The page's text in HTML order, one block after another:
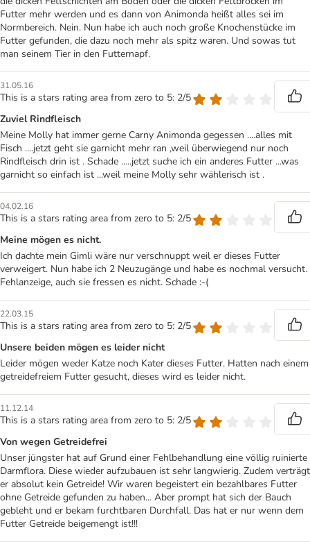
Futter mehr werden und es dann von Animonda heißt alles sei im
Normbereich. Nein. Nun habe ich auch noch große Knochenstücke im
Futter gefunden, die dazu noch mehr als spitz waren. Und sowas tut
man seinem Tier in den Futternapf.
31.05.16
This is a stars rating area from zero to 5: 2/5
Zuviel Rindfleisch
Meine Molly hat immer gerne Carny Animonda gegessen ....alles mit
Fisch ....jetzt geht sie garnicht mehr ran ,weil überwiegend nur noch
Rindfleisch drin ist . Schade .....jetzt suche ich ein anderes Futter ...was
garnicht so einfach ist ...weil meine Molly sehr wählerisch ist .
04.02.16
This is a stars rating area from zero to 5: 2/5
Meine mögen es nicht.
Ich dachte mein Gimli wäre nur verschnuppt weil er dieses Futter
verweigert. Nun habe ich 2 Neuzugänge und habe es nochmal versucht.
Fehlanzeige, auch sie fressen es nicht. Schade :-(
22.03.15
This is a stars rating area from zero to 5: 2/5
Unsere beiden mögen es leider nicht
Leider mögen weder Katze noch Kater dieses Futter. Hatten nach einem
getreidefreiem Futter gesucht, dieses wird es leider nicht.
11.12.14
This is a stars rating area from zero to 5: 2/5
Von wegen Getreidefrei
Unser jüngster hat auf Grund einer Fehlbehandlung eine völlig ruinierte
Darmflora. Diese wieder aufzubauen ist sehr langwierig. Zudem verträgt
er absolut kein Getreide! Wir waren begeistert ein bezahlbares Futter
ohne Getreide gefunden zu haben... Aber prompt hat sich der Bauch
gebleht und er bekam furchtbaren Durchfall. Das hat er nur wenn dem
Futter Getreide beigemengt ist!!!